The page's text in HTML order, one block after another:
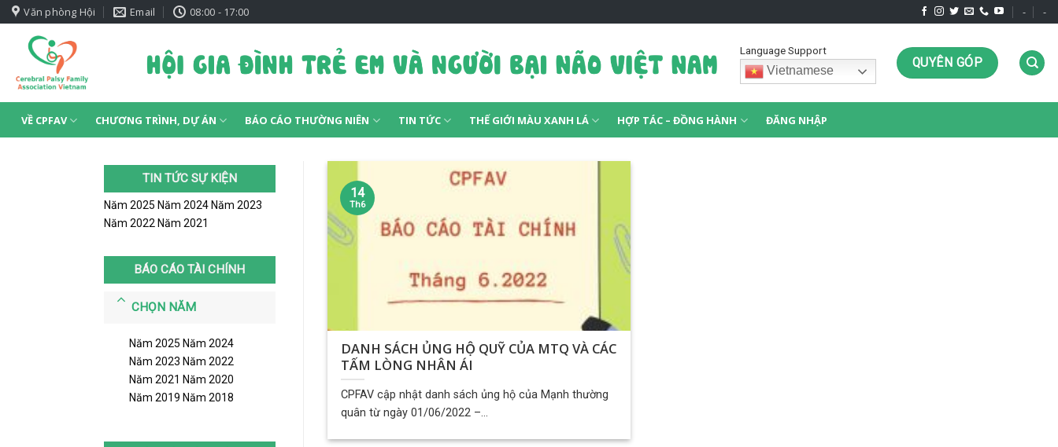
Skip
to
content
Văn phòng Hội Email 08:00 - 17:00 - -
Language Support
Vietnamese QUYÊN GÓP
VỀ CPFAV CHƯƠNG TRÌNH, DỰ ÁN BÁO CÁO THƯỜNG NIÊN TIN TỨC THẾ GIỚI MÀU XANH LÁ HỢP TÁC – ĐỒNG HÀNH ĐĂNG NHẬP
TIN TỨC SỰ KIỆN
Năm 2025 Năm 2024 Năm 2023
Năm 2022 Năm 2021
BÁO CÁO TÀI CHÍNH
CHỌN NĂM
Năm 2025 Năm 2024
Năm 2023 Năm 2022
Năm 2021 Năm 2020
Năm 2019 Năm 2018
DANH SÁCH ỦNG HỘ QUỸ CỦA MTQ VÀ CÁC
TẤM LÒNG NHÂN ÁI
CPFAV cập nhật danh sách ủng hộ của Mạnh thường
quân từ ngày 01/06/2022 –...
14
Th6